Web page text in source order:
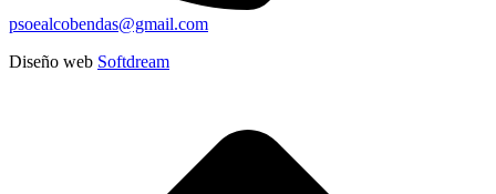
psoealcobendas@gmail.com
Diseño web Softdream